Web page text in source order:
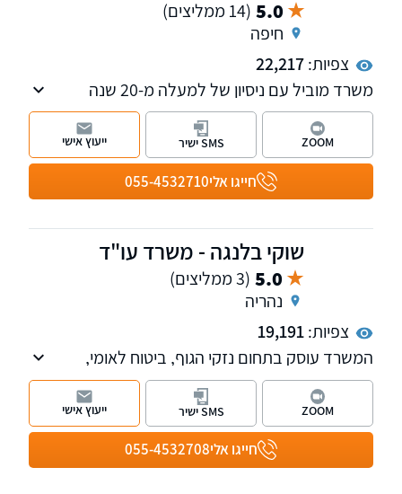
5.0 (14 ממליצים)
חיפה
צפיות:22,217
משרד מוביל עם ניסיון של למעלה מ-20 שנה
בתחום הסדרת מעמד ואזרחות בישראל,הליך
מדורג לבני זוג, הגירה לישראל ,ויזות כניסה ועבודה
בישראל ובעניינים הומניטריים, הגשת ערעורים
לבית הדין לעררים ועתירות מנהליות בתחום.
כמו כן, המשרד עוסק בתחום הנזיקין, תאונות
חייגו אלי055-4532710
ZOOM SMS ישיר ייעוץ אישי
שוקי בלנגה - משרד עו"ד
5.0 (3 ממליצים)
נהריה
צפיות:19,191
המשרד עוסק בתחום נזקי הגוף, ביטוח לאומי,
תאונות, מחלות, פטור ממס הכנסה מטעמי בריאות
ודיני ביטוח.
חייגו אלי055-4532708
ZOOM SMS ישיר ייעוץ אישי